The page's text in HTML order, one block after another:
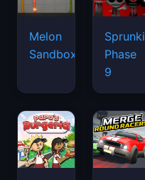
Melon
Sandbox
Sprunki
Phase
9